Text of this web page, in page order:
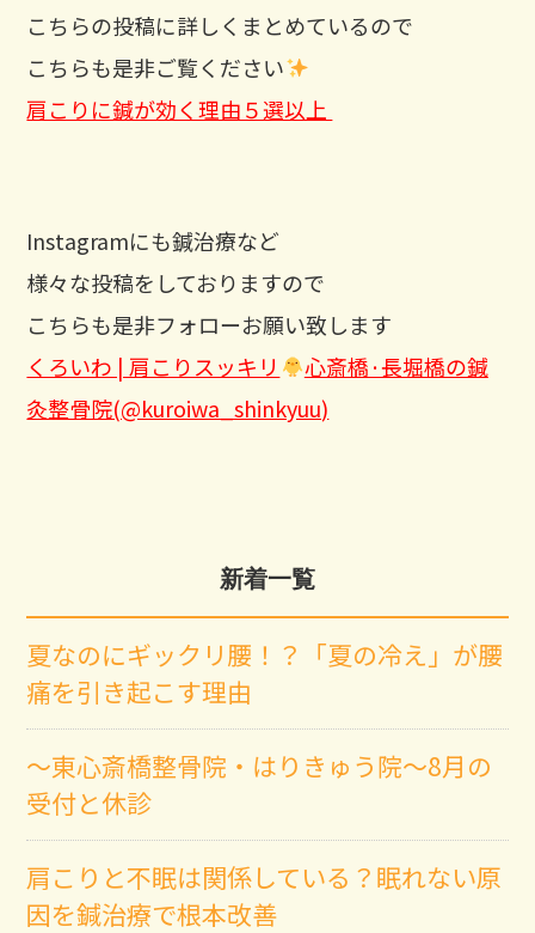
こちらの投稿に詳しくまとめているので
こちらも是非ご覧ください
肩こりに鍼が効く理由５選以上
Instagramにも鍼治療など
様々な投稿をしておりますので
こちらも是非フォローお願い致します
くろいわ | 肩こりスッキリ
心斎橋·長堀橋の鍼
灸整骨院(@kuroiwa_shinkyuu)
新着一覧
夏なのにギックリ腰！？「夏の冷え」が腰
痛を引き起こす理由
～東心斎橋整骨院・はりきゅう院～8月の
受付と休診
肩こりと不眠は関係している？眠れない原
因を鍼治療で根本改善